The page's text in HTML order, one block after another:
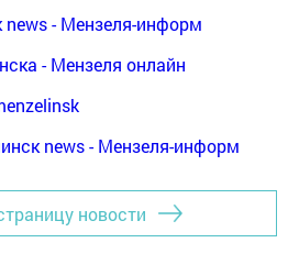
news - Мензеля-информ
- Мензеля онлайн
news - Мензеля-информ
новости